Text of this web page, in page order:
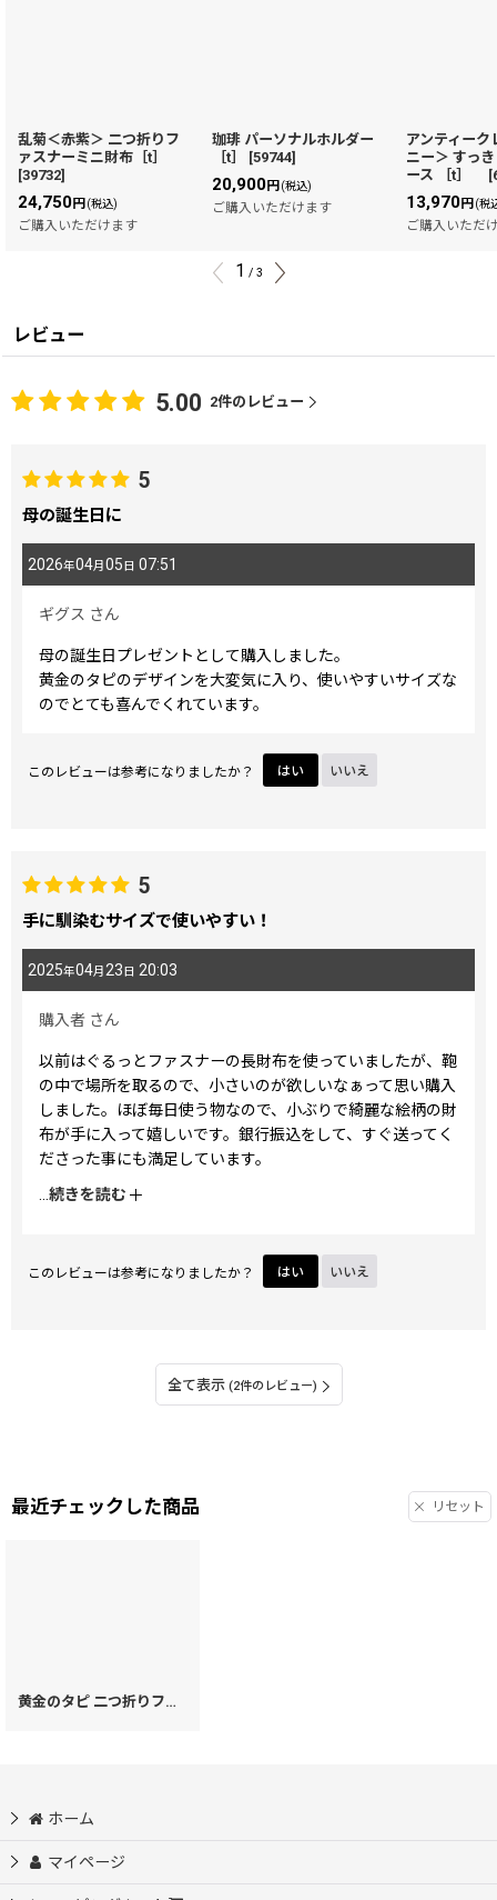
乱菊＜赤紫＞ 二つ折りフ
ァスナーミニ財布［t］
[39732]
24,750円 (税込)
ご購入いただけます
珈琲 パーソナルホルダー
［t］
[59744]
20,900円 (税込)
ご購入いただけます
アンティーク
ニー＞ すっ
ース ［t］
[
13,970円 (税
ご購入いただ
1 / 3
レビュー
5.00 2件のレビュー
5
母の誕生日に
2026年04月05日 07:51
ギグス さん
母の誕生日プレゼントとして購入しました。
黄金のタピのデザインを大変気に入り、使いやすいサイズな
のでとても喜んでくれています。
このレビューは参考になりましたか？ はい いいえ
5
手に馴染むサイズで使いやすい！
2025年04月 23日 20:03
購入者 さん
以前はぐるっとファスナーの長財布を使っていましたが、鞄
の中で場所を取るので、小さいのが欲しいなぁって思い購入
しました。ほぼ毎日使う物なので、小ぶりで綺麗な絵柄の財
布が手に入って嬉しいです。銀行振込をして、すぐ送ってく
ださった事にも満足しています。
ありがとうございました。
続きを読む
このレビューは参考になりましたか？ はい いいえ
全て表示 (2件のレビュー)
最近チェックした商品 リセット
黄金のタピ 二つ折りファスナーミニ財布（金唐柄）［t］
ホーム
マイページ